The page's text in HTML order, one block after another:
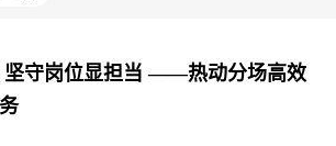
服务规范
政策法规
坚守岗位显担当 ——热动分场高效